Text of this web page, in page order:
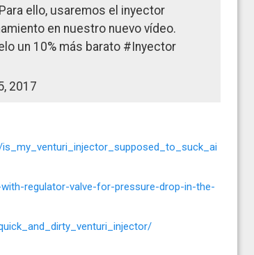
ello, usaremos el inyector
en nuestro nuevo vídeo.
un 10% más barato #Inyector
2017
regulator-valve-for-pressure-drop-in-the-